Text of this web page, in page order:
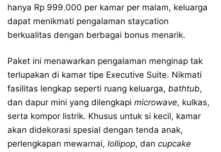
hanya Rp 999.000 per kamar per malam, keluarga
dapat menikmati pengalaman staycation
berkualitas dengan berbagai bonus menarik.
Paket ini menawarkan pengalaman menginap tak
terlupakan di kamar tipe Executive Suite. Nikmati
fasilitas lengkap seperti ruang keluarga, bathtub,
dan dapur mini yang dilengkapi microwave, kulkas,
serta kompor listrik. Khusus untuk si kecil, kamar
akan didekorasi spesial dengan tenda anak,
perlengkapan mewarnai, lollipop, dan cupcake